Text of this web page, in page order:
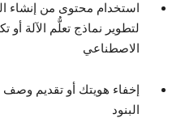
استخدام محتوى من إنشاء
لتطوير نماذج تعلُّم الآلة أو
الاصطناعي
إخفاء هويتك أو تقديم
البنود